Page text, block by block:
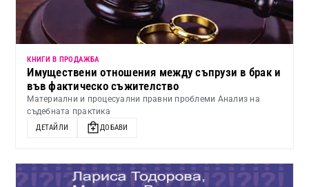
КНИГИ В ПРОДАЖБА
Имуществени отношения между съпрузи в брак и
във фактическо съжителство
Материални и процесуални правни проблеми Анализ на
съдебната практика
ДЕТАЙЛИ ДОБАВИ